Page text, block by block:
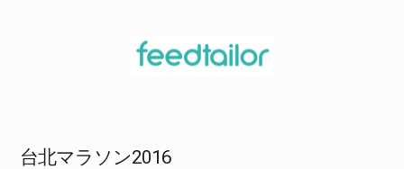
台北マラソン2016